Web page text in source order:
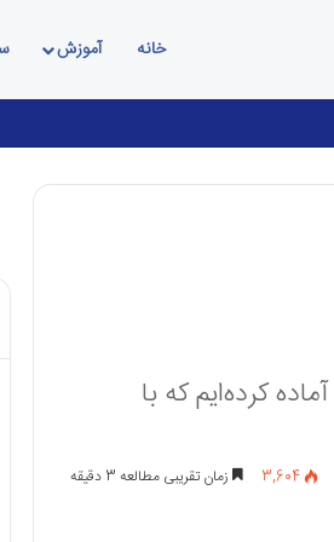
خانه آموزش
در این مقاله راهنمایی جامع برای مانیتورینگ سرور MySQL آماده کرده‌ایم که با
3,604 زمان تقریبی مطالعه 3 دقیقه